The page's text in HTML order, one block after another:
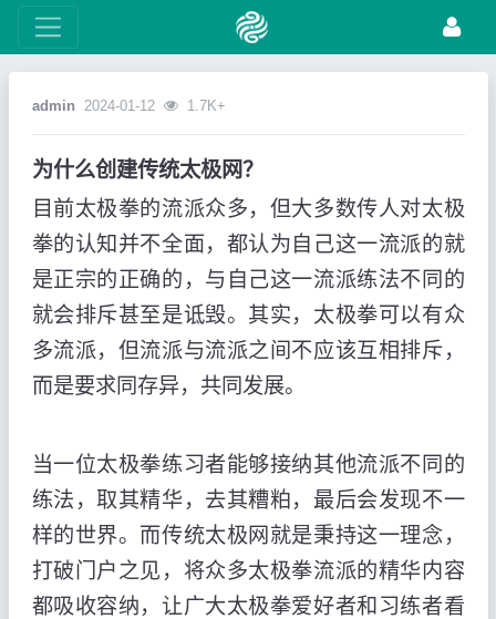
admin 2024-01-12 1.7K+
为什么创建传统太极网？
目前太极拳的流派众多，但大多数传人对太极
拳的认知并不全面，都认为自己这一流派的就
是正宗的正确的，与自己这一流派练法不同的
就会排斥甚至是诋毁。其实，太极拳可以有众
多流派，但流派与流派之间不应该互相排斥，
而是要求同存异，共同发展。
当一位太极拳练习者能够接纳其他流派不同的
练法，取其精华，去其糟粕，最后会发现不一
样的世界。而传统太极网就是秉持这一理念，
打破门户之见，将众多太极拳流派的精华内容
都吸收容纳，让广大太极拳爱好者和习练者看